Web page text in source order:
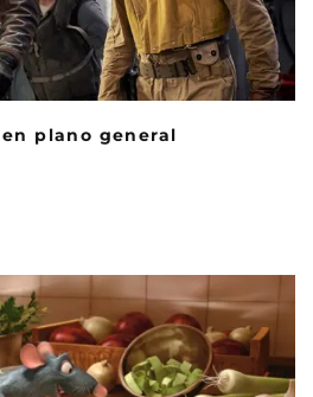
en plano general